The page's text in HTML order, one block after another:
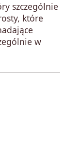
szczególnie
które
w